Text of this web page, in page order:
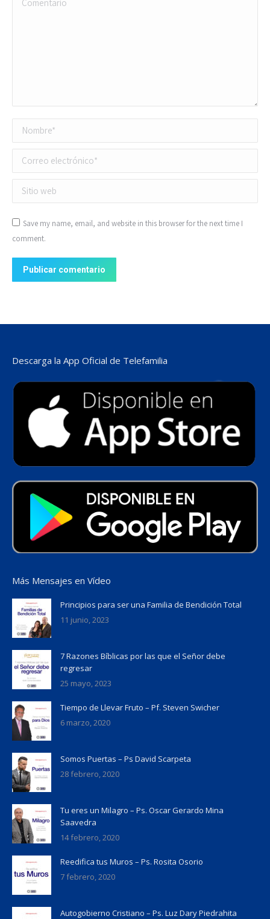
Nombre *
Correo electrónico *
Sitio web
Save my name, email, and website in this browser for the next time I
comment.
Publicar comentario
Descarga la App Oficial de Telefamilia
Más Mensajes en Vídeo
Principios para ser una Familia de Bendición Total
11 junio, 2023
7 Razones Bíblicas por las que el Señor debe
regresar
25 mayo, 2023
Tiempo de Llevar Fruto – Pf. Steven Swicher
6 marzo, 2020
Somos Puertas – Ps David Scarpeta
28 febrero, 2020
Tu eres un Milagro – Ps. Oscar Gerardo Mina
Saavedra
14 febrero, 2020
Reedifica tus Muros – Ps. Rosita Osorio
7 febrero, 2020
Autogobierno Cristiano – Ps. Luz Dary Piedrahita